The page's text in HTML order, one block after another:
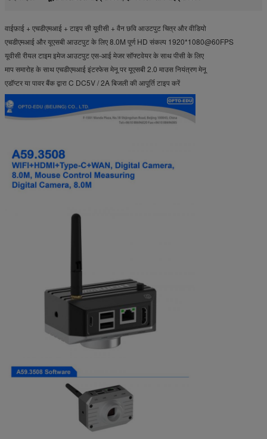
वाईफ़ाई + एचडीएमआई + टाइप सी यूवीसी + वैन छवि आउटपुट चित्र और वीडियो
एचडीएमआई और यूएसबी आउटपुट के लिए 8.0M पूर्ण HD संकल्प 1920*1080@60FPS
यूवीसी रीयल टाइम इमेज आउटपुट एस-आई मेजर सॉफ्टवेयर के साथ पीसी के लिए
माप समारोह के साथ एचडीएमआई इंटरफेस मेनू पर यूएसबी 2.0 माउस नियंत्रण मेनू
एडॉप्टर या पावर बैंक द्वारा C DC5V / 2A बिजली की आपूर्ति टाइप करें